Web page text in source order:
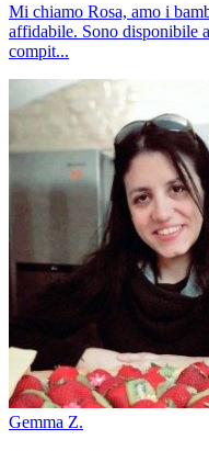
Mi chiamo Rosa, amo i
affidabile. Sono disponibile
compit...
Gemma Z.